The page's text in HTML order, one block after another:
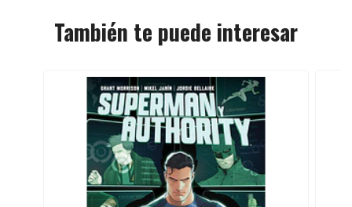
También te puede interesar